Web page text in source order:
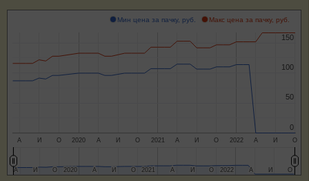
Мин цена за пачку, руб. Макс цена за пачку, руб.
2020 2021 2022
А И О А И О А И О А И О
0
0
50
50
100
100
150
150
2020
2020 2021
2021 2022
2022
А
А ИИ О
О А
А ИИ О
О А
А ИИ О
О А
А ИИ О
О